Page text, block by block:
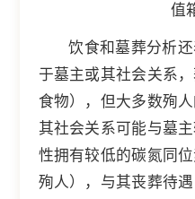
值
饮食和墓葬分析
于墓主或其社会关系
食物），但大多数殉
其社会关系可能与墓
性拥有较低的碳氮同
殉人），与其丧葬待